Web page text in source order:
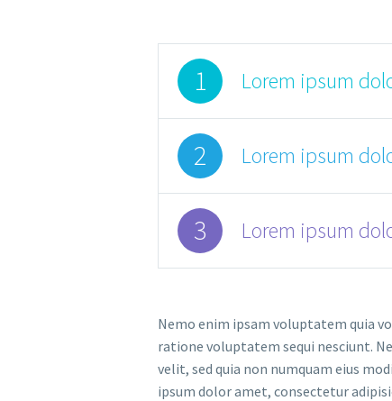
1 Lorem ipsum
2 Lorem ipsum
3 Lorem ipsum
Nemo enim ipsam voluptatem quia
ratione voluptatem sequi nesciunt.
velit, sed quia non numquam eius
ipsum dolor amet, consectetur